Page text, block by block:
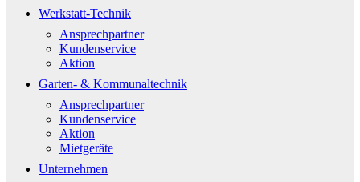
Werkstatt-Technik
Ansprechpartner
Kundenservice
Aktion
Garten- & Kommunaltechnik
Ansprechpartner
Kundenservice
Aktion
Mietgeräte
Unternehmen